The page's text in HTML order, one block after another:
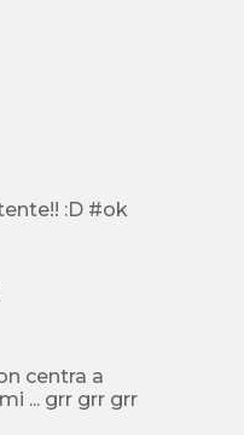
Molto carino e divertente!! :D #ok
centra a
commentare per primi ... grr grr grr